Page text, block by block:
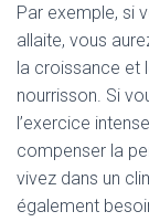
Par exemple, si
allaite, vous
la croissance et
nourrisson. Si
l’exercice
compenser la
vivez dans un
également